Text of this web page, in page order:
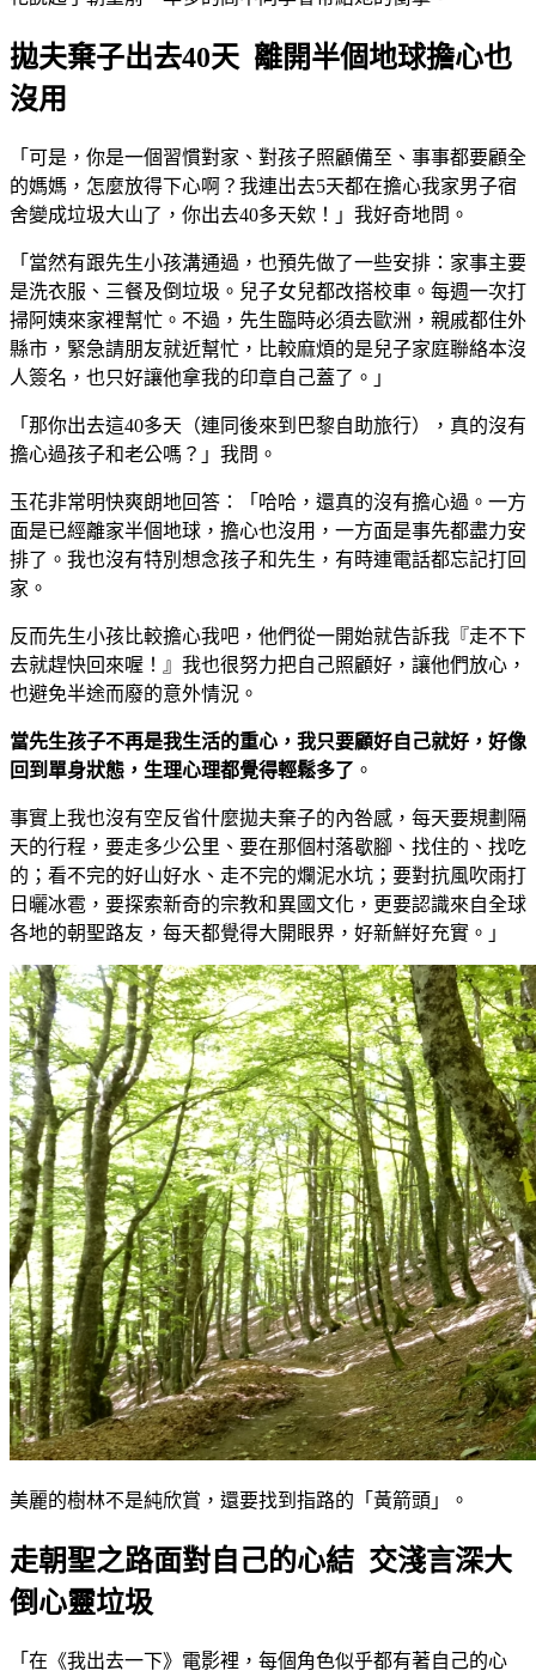
拋夫棄子出去40天 離開半個地球擔心也
沒用
「可是，你是一個習慣對家、對孩子照顧備至、事事都要顧全
的媽媽，怎麼放得下心啊？我連出去5天都在擔心我家男子宿
舍變成垃圾大山了，你出去40多天欸！」我好奇地問。
「當然有跟先生小孩溝通過，也預先做了一些安排：家事主要
是洗衣服、三餐及倒垃圾。兒子女兒都改搭校車。每週一次打
掃阿姨來家裡幫忙。不過，先生臨時必須去歐洲，親戚都住外
縣市，緊急請朋友就近幫忙，比較麻煩的是兒子家庭聯絡本沒
人簽名，也只好讓他拿我的印章自己蓋了。」
「那你出去這40多天（連同後來到巴黎自助旅行），真的沒有
擔心過孩子和老公嗎？」我問。
玉花非常明快爽朗地回答：「哈哈，還真的沒有擔心過。一方
面是已經離家半個地球，擔心也沒用，一方面是事先都盡力安
排了。我也沒有特別想念孩子和先生，有時連電話都忘記打回
家。
反而先生小孩比較擔心我吧，他們從一開始就告訴我『走不下
去就趕快回來喔！』我也很努力把自己照顧好，讓他們放心，
也避免半途而廢的意外情況。
當先生孩子不再是我生活的重心，我只要顧好自己就好，好像
回到單身狀態，生理心理都覺得輕鬆多了 。
事實上我也沒有空反省什麼拋夫棄子的內咎感，每天要規劃隔
天的行程，要走多少公里、要在那個村落歇腳、找住的、找吃
的；看不完的好山好水、走不完的爛泥水坑；要對抗風吹雨打
日曬冰雹，要探索新奇的宗教和異國文化，更要認識來自全球
各地的朝聖路友，每天都覺得大開眼界，好新鮮好充實。」
美麗的樹林不是純欣賞，還要找到指路的「黃箭頭」。
走朝聖之路面對自己的心結 交淺言深大
倒心靈垃圾
「在《我出去一下》電影裡，每個角色似乎都有著自己的心